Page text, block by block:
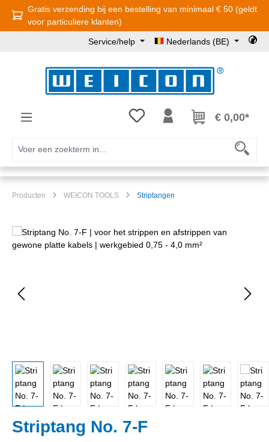
Ga naar de hoofdinhoud
Gratis verzending bij een bestelling van minimaal € 50 (geldt
voor particuliere klanten)
Service/help Nederlands (BE)
Je hebt 0 items op je€ 0,00*
Producten WEICON TOOLS Striptangen
Afbeeldingengalerij overslaan
Striptang No. 7-F